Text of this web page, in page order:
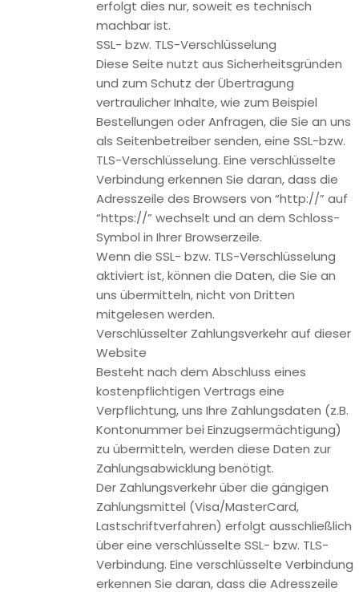
Besuchs automatisch gelöscht. Andere Cookies bleiben auf
Ihrem Endgerät gespeichert bis Sie diese löschen. Diese
Cookies ermöglichen es uns, Ihren Browser beim nächsten
Besuch wiederzuerkennen.
Sie können Ihren Browser so einstellen, dass Sie über das
Setzen von Cookies informiert werden und Cookies nur im
Einzelfall erlauben, die Annahme von Cookies für bestimmte
Fälle oder generell ausschließen sowie das automatische
Löschen der Cookies beim Schließen des Browser aktivieren.
Bei der Deaktivierung von Cookies kann die Funktionalität
dieser Website eingeschränkt sein.
Cookies, die zur Durchführung des elektronischen
Kommunikationsvorgangs oder zur Bereitstellung
bestimmter, von Ihnen erwünschter Funktionen (z.B.
Warenkorbfunktion) erforderlich sind, werden auf Grundlage
von Art. 6 Abs. 1 lit. f DSGVO gespeichert. Der
Websitebetreiber hat ein berechtigtes Interesse an der
Speicherung von Cookies zur technisch fehlerfreien und
optimierten Bereitstellung seiner Dienste. Soweit andere
Cookies (z.B. Cookies zur Analyse Ihres Surfverhaltens)
gespeichert werden, werden diese in dieser
Datenschutzerklärung gesondert behandelt.
Server-Log-Dateien
Der Provider der Seiten erhebt und speichert automatisch
Informationen in so genannten Server-Log-Dateien, die Ihr
Browser automatisch an uns übermittelt. Dies sind:
Browsertyp und Browserversion
verwendetes Betriebssystem
Hostname des zugreifenden Rechners
Uhrzeit der Serveranfrage